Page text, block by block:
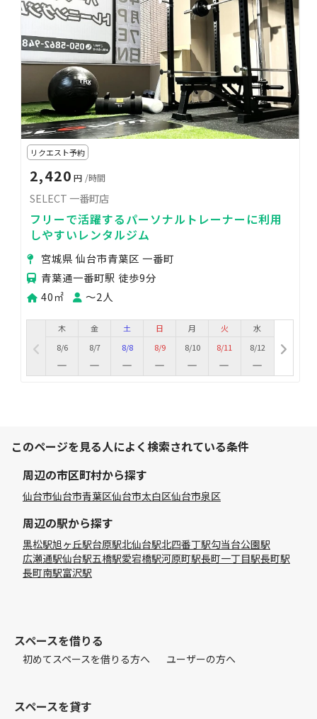
リクエスト予約
2,420 円 /時間
SELECT 一番町店
フリーで活躍するパーソナルトレーナーに利用
しやすいレンタルジム
宮城県 仙台市青葉区 一番町
青葉通一番町駅 徒歩9分
40㎡
〜2人
木
8/6
金
8/7
土
8/8
日
8/9
月
8/10
火
8/11
水
8/12
このページを見る人によく検索されている条件
周辺の市区町村から探す
仙台市仙台市青葉区仙台市太白区仙台市泉区
周辺の駅から探す
黒松駅旭ヶ丘駅台原駅北仙台駅北四番丁駅勾当台公園駅
広瀬通駅仙台駅五橋駅愛宕橋駅河原町駅長町一丁目駅長町駅
長町南駅富沢駅
スペースを借りる
初めてスペースを借りる方へ ユーザーの方へ
スペースを貸す